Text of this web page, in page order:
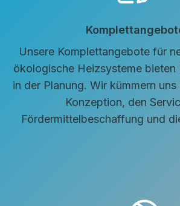
Unsere Komplettangebote für
ökologische Heizsysteme bieten
in der Planung. Wir kümmern
Konzeption, den
Fördermittelbeschaffung und